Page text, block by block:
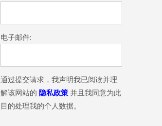
电子邮件:
通过提交请求，我声明我已阅读并理
解该网站的 隐私政策 并且我同意为此
目的处理我的个人数据。